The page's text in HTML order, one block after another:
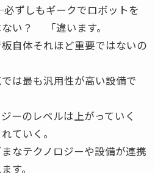
ずしもギークでロボットを
い？ 「違います。
自体それほど重要ではないの
は最も汎用性が高い設備で
ーのレベルは上がっていく
ていく。
なテクノロジーや設備が連携
す。